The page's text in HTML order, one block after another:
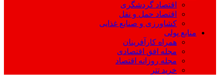
اقتصاد گردشگری
اقتصاد حمل و نقل
کشاورزی و صنایع غذایی
منابع پولی
همراه کارآفرینان
مجله افق اقتصادی
مجله روزانه اقتصاد
خرید تتر